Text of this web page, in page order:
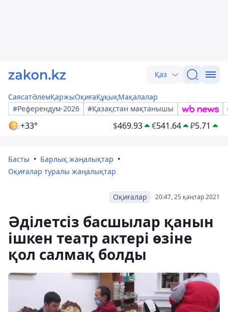
Қаз
СаясатӘлемҚаржыОқиғаҚұқықМақалалар
#Референдум-2026
#Қазақстан мақтанышы
+33° $469.93 €541.64 ₽5.71
Басты
Барлық жаңалықтар
Оқиғалар туралы жаңалықтар
20:47, 25 қаңтар 2021
Оқиғалар
Әділетсіз басшылар қанын
ішкен театр актері өзіне
қол салмақ болды